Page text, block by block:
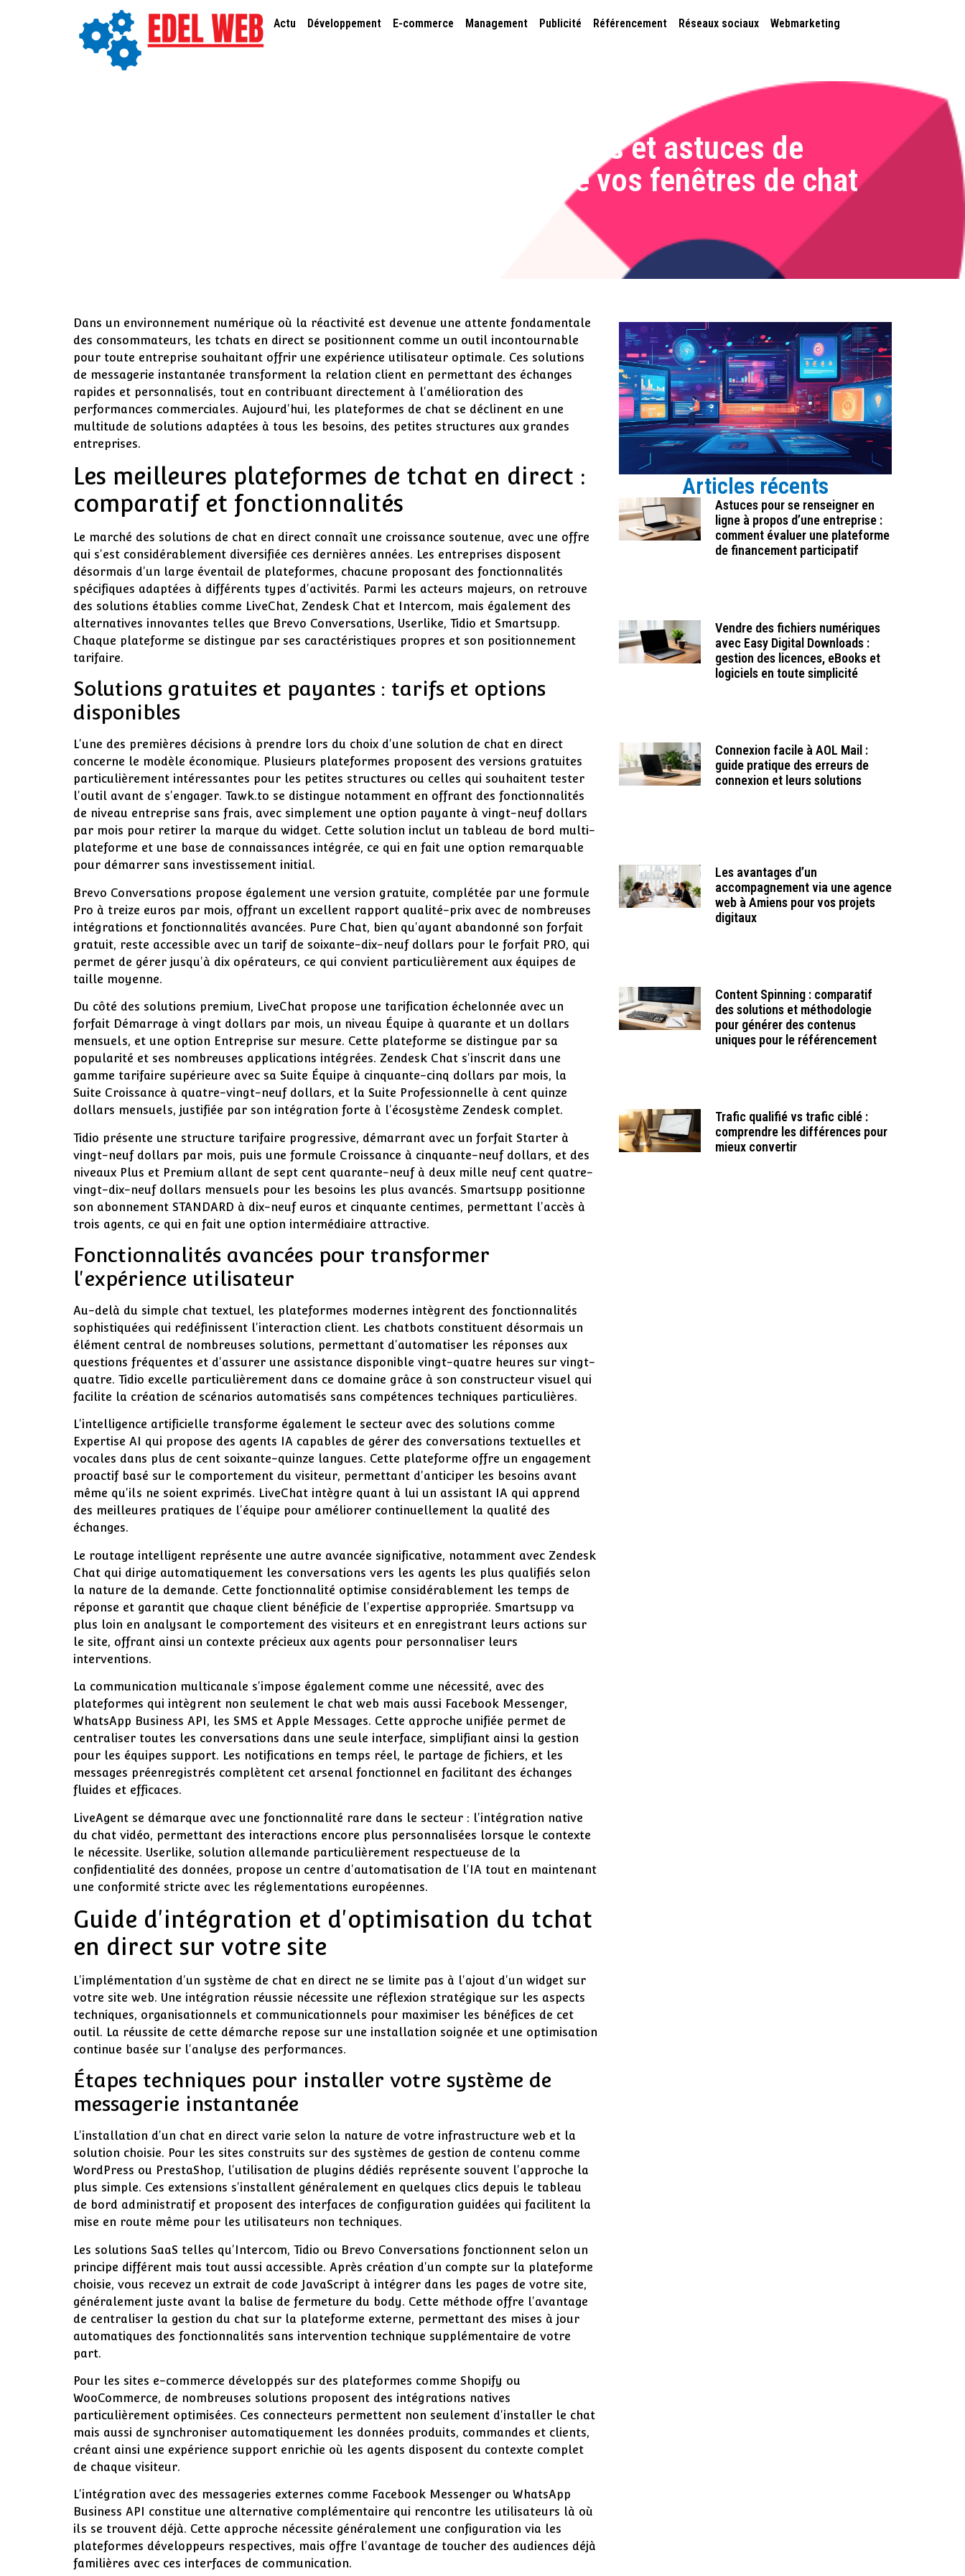
Actu Développement E-commerce Management Publicité Référencement Réseaux sociaux Webmarketing
Des tchats en direct pour tous, sites et astuces de
personnalisation avancée pour rendre vos fenêtres de chat
Dans un environnement numérique où la réactivité est devenue une attente fondamentale
des consommateurs, les tchats en direct se positionnent comme un outil incontournable
pour toute entreprise souhaitant offrir une expérience utilisateur optimale. Ces solutions
de messagerie instantanée transforment la relation client en permettant des échanges
rapides et personnalisés, tout en contribuant directement à l'amélioration des
performances commerciales. Aujourd'hui, les plateformes de chat se déclinent en une
multitude de solutions adaptées à tous les besoins, des petites structures aux grandes
entreprises.
Les meilleures plateformes de tchat en direct :
comparatif et fonctionnalités
Le marché des solutions de chat en direct connaît une croissance soutenue, avec une offre
qui s'est considérablement diversifiée ces dernières années. Les entreprises disposent
désormais d'un large éventail de plateformes, chacune proposant des fonctionnalités
spécifiques adaptées à différents types d'activités. Parmi les acteurs majeurs, on retrouve
des solutions établies comme LiveChat, Zendesk Chat et Intercom, mais également des
alternatives innovantes telles que Brevo Conversations, Userlike, Tidio et Smartsupp.
Chaque plateforme se distingue par ses caractéristiques propres et son positionnement
tarifaire.
Solutions gratuites et payantes : tarifs et options
disponibles
L'une des premières décisions à prendre lors du choix d'une solution de chat en direct
concerne le modèle économique. Plusieurs plateformes proposent des versions gratuites
particulièrement intéressantes pour les petites structures ou celles qui souhaitent tester
l'outil avant de s'engager. Tawk.to se distingue notamment en offrant des fonctionnalités
de niveau entreprise sans frais, avec simplement une option payante à vingt-neuf dollars
par mois pour retirer la marque du widget. Cette solution inclut un tableau de bord multi-
plateforme et une base de connaissances intégrée, ce qui en fait une option remarquable
pour démarrer sans investissement initial.
Brevo Conversations propose également une version gratuite, complétée par une formule
Pro à treize euros par mois, offrant un excellent rapport qualité-prix avec de nombreuses
intégrations et fonctionnalités avancées. Pure Chat, bien qu'ayant abandonné son forfait
gratuit, reste accessible avec un tarif de soixante-dix-neuf dollars pour le forfait PRO, qui
permet de gérer jusqu'à dix opérateurs, ce qui convient particulièrement aux équipes de
taille moyenne.
Du côté des solutions premium, LiveChat propose une tarification échelonnée avec un
forfait Démarrage à vingt dollars par mois, un niveau Équipe à quarante et un dollars
mensuels, et une option Entreprise sur mesure. Cette plateforme se distingue par sa
popularité et ses nombreuses applications intégrées. Zendesk Chat s'inscrit dans une
gamme tarifaire supérieure avec sa Suite Équipe à cinquante-cinq dollars par mois, la
Suite Croissance à quatre-vingt-neuf dollars, et la Suite Professionnelle à cent quinze
dollars mensuels, justifiée par son intégration forte à l'écosystème Zendesk complet.
Tidio présente une structure tarifaire progressive, démarrant avec un forfait Starter à
vingt-neuf dollars par mois, puis une formule Croissance à cinquante-neuf dollars, et des
niveaux Plus et Premium allant de sept cent quarante-neuf à deux mille neuf cent quatre-
vingt-dix-neuf dollars mensuels pour les besoins les plus avancés. Smartsupp positionne
son abonnement STANDARD à dix-neuf euros et cinquante centimes, permettant l'accès à
trois agents, ce qui en fait une option intermédiaire attractive.
Fonctionnalités avancées pour transformer
l'expérience utilisateur
Au-delà du simple chat textuel, les plateformes modernes intègrent des fonctionnalités
sophistiquées qui redéfinissent l'interaction client. Les chatbots constituent désormais un
élément central de nombreuses solutions, permettant d'automatiser les réponses aux
questions fréquentes et d'assurer une assistance disponible vingt-quatre heures sur vingt-
quatre. Tidio excelle particulièrement dans ce domaine grâce à son constructeur visuel qui
facilite la création de scénarios automatisés sans compétences techniques particulières.
L'intelligence artificielle transforme également le secteur avec des solutions comme
Expertise AI qui propose des agents IA capables de gérer des conversations textuelles et
vocales dans plus de cent soixante-quinze langues. Cette plateforme offre un engagement
proactif basé sur le comportement du visiteur, permettant d'anticiper les besoins avant
même qu'ils ne soient exprimés. LiveChat intègre quant à lui un assistant IA qui apprend
des meilleures pratiques de l'équipe pour améliorer continuellement la qualité des
échanges.
Le routage intelligent représente une autre avancée significative, notamment avec Zendesk
Chat qui dirige automatiquement les conversations vers les agents les plus qualifiés selon
la nature de la demande. Cette fonctionnalité optimise considérablement les temps de
réponse et garantit que chaque client bénéficie de l'expertise appropriée. Smartsupp va
plus loin en analysant le comportement des visiteurs et en enregistrant leurs actions sur
le site, offrant ainsi un contexte précieux aux agents pour personnaliser leurs
interventions.
La communication multicanale s'impose également comme une nécessité, avec des
plateformes qui intègrent non seulement le chat web mais aussi Facebook Messenger,
WhatsApp Business API, les SMS et Apple Messages. Cette approche unifiée permet de
centraliser toutes les conversations dans une seule interface, simplifiant ainsi la gestion
pour les équipes support. Les notifications en temps réel, le partage de fichiers, et les
messages préenregistrés complètent cet arsenal fonctionnel en facilitant des échanges
fluides et efficaces.
LiveAgent se démarque avec une fonctionnalité rare dans le secteur : l'intégration native
du chat vidéo, permettant des interactions encore plus personnalisées lorsque le contexte
le nécessite. Userlike, solution allemande particulièrement respectueuse de la
confidentialité des données, propose un centre d'automatisation de l'IA tout en maintenant
une conformité stricte avec les réglementations européennes.
Guide d'intégration et d'optimisation du tchat
en direct sur votre site
L'implémentation d'un système de chat en direct ne se limite pas à l'ajout d'un widget sur
votre site web. Une intégration réussie nécessite une réflexion stratégique sur les aspects
techniques, organisationnels et communicationnels pour maximiser les bénéfices de cet
outil. La réussite de cette démarche repose sur une installation soignée et une optimisation
continue basée sur l'analyse des performances.
Étapes techniques pour installer votre système de
messagerie instantanée
L'installation d'un chat en direct varie selon la nature de votre infrastructure web et la
solution choisie. Pour les sites construits sur des systèmes de gestion de contenu comme
WordPress ou PrestaShop, l'utilisation de plugins dédiés représente souvent l'approche la
plus simple. Ces extensions s'installent généralement en quelques clics depuis le tableau
de bord administratif et proposent des interfaces de configuration guidées qui facilitent la
mise en route même pour les utilisateurs non techniques.
Les solutions SaaS telles qu'Intercom, Tidio ou Brevo Conversations fonctionnent selon un
principe différent mais tout aussi accessible. Après création d'un compte sur la plateforme
choisie, vous recevez un extrait de code JavaScript à intégrer dans les pages de votre site,
généralement juste avant la balise de fermeture du body. Cette méthode offre l'avantage
de centraliser la gestion du chat sur la plateforme externe, permettant des mises à jour
automatiques des fonctionnalités sans intervention technique supplémentaire de votre
part.
Pour les sites e-commerce développés sur des plateformes comme Shopify ou
WooCommerce, de nombreuses solutions proposent des intégrations natives
particulièrement optimisées. Ces connecteurs permettent non seulement d'installer le chat
mais aussi de synchroniser automatiquement les données produits, commandes et clients,
créant ainsi une expérience support enrichie où les agents disposent du contexte complet
de chaque visiteur.
L'intégration avec des messageries externes comme Facebook Messenger ou WhatsApp
Business API constitue une alternative complémentaire qui rencontre les utilisateurs là où
ils se trouvent déjà. Cette approche nécessite généralement une configuration via les
plateformes développeurs respectives, mais offre l'avantage de toucher des audiences déjà
familières avec ces interfaces de communication.
Articles récents
Astuces pour se renseigner en
ligne à propos d’une entreprise :
comment évaluer une plateforme
de financement participatif
Vendre des fichiers numériques
avec Easy Digital Downloads :
gestion des licences, eBooks et
logiciels en toute simplicité
Connexion facile à AOL Mail :
guide pratique des erreurs de
connexion et leurs solutions
Les avantages d’un
accompagnement via une agence
web à Amiens pour vos projets
digitaux
Content Spinning : comparatif
des solutions et méthodologie
pour générer des contenus
uniques pour le référencement
Trafic qualifié vs trafic ciblé :
comprendre les différences pour
mieux convertir